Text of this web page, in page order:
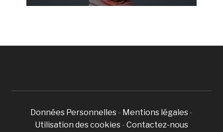
Données Personnelles - Mentions légales -
Utilisation des cookies - Contactez-nous